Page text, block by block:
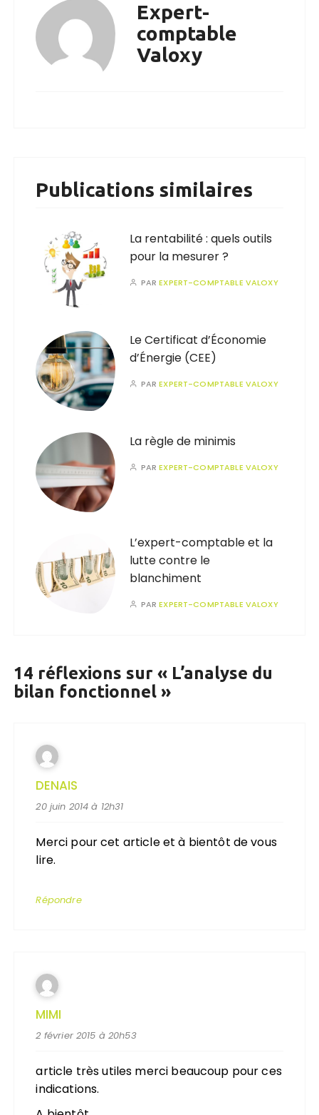
Expert-
comptable
Valoxy
Publications similaires
La rentabilité : quels outils
pour la mesurer ?
PAREXPERT-COMPTABLE VALOXY
Le Certificat d’Économie
d’Énergie (CEE)
PAREXPERT-COMPTABLE VALOXY
La règle de minimis
PAREXPERT-COMPTABLE VALOXY
L’expert-comptable et la
lutte contre le
blanchiment
PAREXPERT-COMPTABLE VALOXY
14 réflexions sur « L’analyse du
bilan fonctionnel »
DENAIS
20 juin 2014 à 12h31
Merci pour cet article et à bientôt de vous
lire.
Répondre
MIMI
2 février 2015 à 20h53
article très utiles merci beaucoup pour ces
indications.